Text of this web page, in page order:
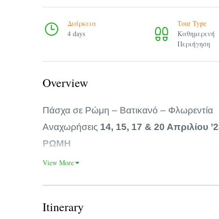
Διάρκεια
4 days
Tour Type
Καθημερινή
Περιήγηση
Overview
Πάσχα σε Ρώμη – Βατικανό – Φλωρεντία
Αναχωρήσεις 14, 15, 17 & 20 Απριλίου
ΡΩΜΗ
Ρώμη – Βατικανό – Φλωρεντία .Η Ρώμη
Ευρώπης. Είναι ο πολυπληθέστερος
μητροπολιτική περιοχή έχει πληθυσμό
δήμο της Ιταλίας. Σε ευρωπαϊκό επίπεδο
View More
Itinerary